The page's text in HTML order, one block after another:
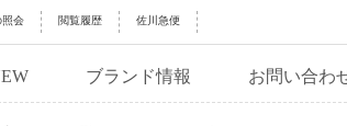
照会 閲覧履歴 佐川急便
ブランド情報 お問い合わ